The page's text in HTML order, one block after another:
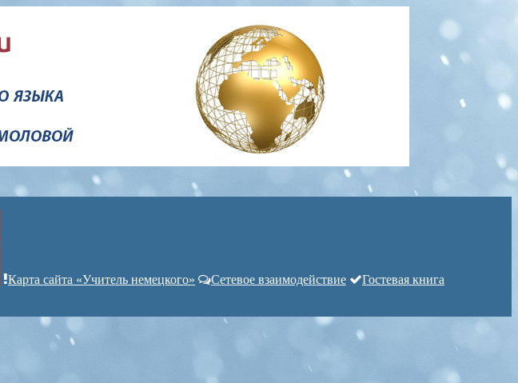
Карта сайта «Учитель немецкого» Сетевое взаимодействие Гостевая книга